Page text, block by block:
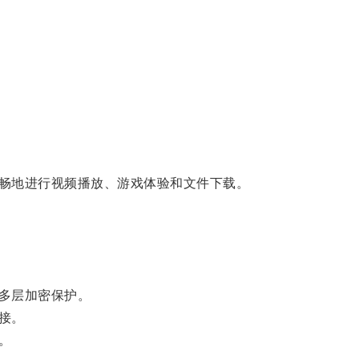
进行视频播放、游戏体验和文件下载。
加密保护。
。